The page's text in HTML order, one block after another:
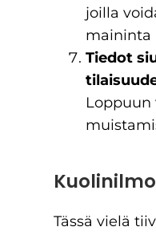
joilla
maininta
Tiedot
Loppuun
Tässä vielä